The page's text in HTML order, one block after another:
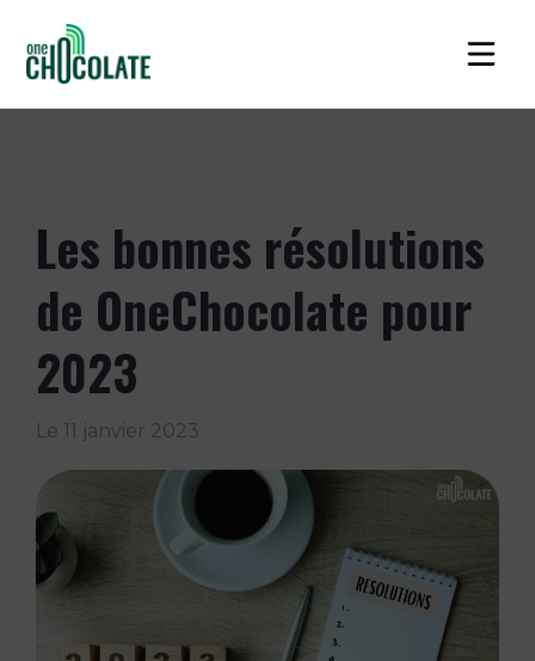
Les bonnes résolutions
de OneChocolate pour
2023
Le11 janvier 2023